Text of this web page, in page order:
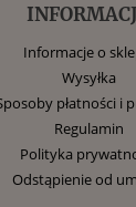
Informacje o
Wysyłka
płatności i
Regulamin
Polityka
Odstąpienie od